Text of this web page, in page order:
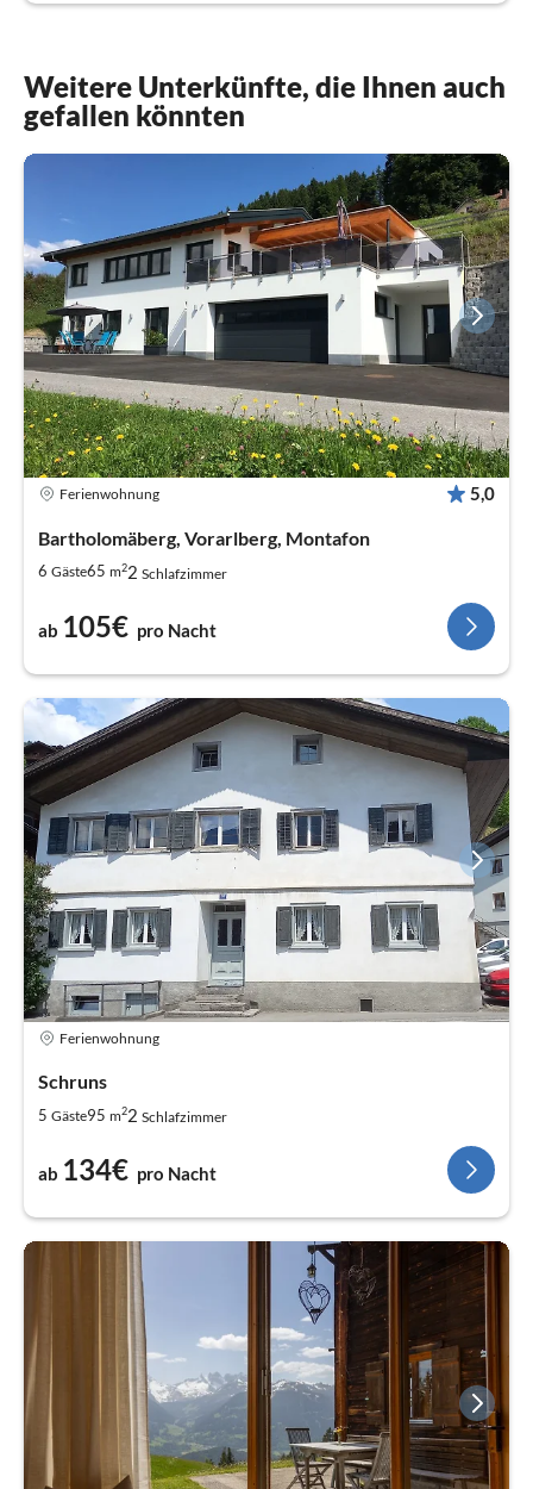
Weitere Unterkünfte, die Ihnen auch
gefallen könnten
Ferienwohnung 5,0
Bartholomäberg, Vorarlberg, Montafon
6 Gäste65 m22 Schlafzimmer
ab 105€ pro Nacht
Ferienwohnung
Schruns
5 Gäste95 m22 Schlafzimmer
ab 134€ pro Nacht